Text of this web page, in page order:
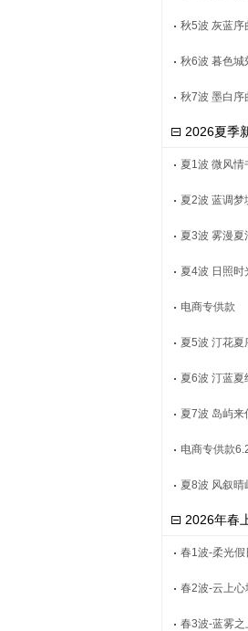
秋5波 灰蓝序
秋6波 暮色城
秋7波 墨白序
2026夏季
夏1波 微风情
夏2波 蓝调梦
夏3波 雾漫夏
夏4波 日照时
电商专供款
夏5波 汀花夏
夏6波 汀蓝夏
夏7波 岛屿来
电商专供款
夏8波 风叙晴
2026年春
春1波-柔光假
春2波-云上心
春3波-蓝雾之